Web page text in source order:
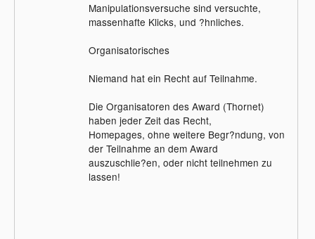
Manipulationsversuche sind versuchte,
massenhafte Klicks, und ?hnliches.
Organisatorisches
Niemand hat ein Recht auf Teilnahme.
Die Organisatoren des Award (Thornet)
haben jeder Zeit das Recht,
Homepages, ohne weitere Begr?ndung, von
der Teilnahme an dem Award
auszuschlie?en, oder nicht teilnehmen zu
lassen!